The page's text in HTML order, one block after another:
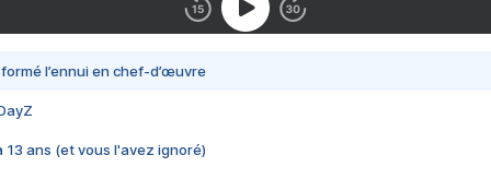
l’ennui en chef-d’œuvre
13 ans (et vous l'avez ignoré)